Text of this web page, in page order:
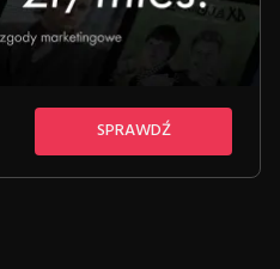
SPRAWDŹ